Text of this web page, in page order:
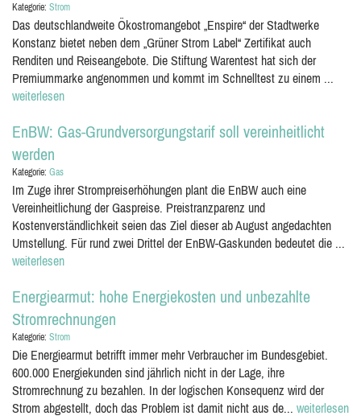
Kategorie: Strom
Das deutschlandweite Ökostromangebot „Enspire“ der Stadtwerke
Konstanz bietet neben dem „Grüner Strom Label“ Zertifikat auch
Renditen und Reiseangebote. Die Stiftung Warentest hat sich der
Premiummarke angenommen und kommt im Schnelltest zu einem ...
weiterlesen
EnBW: Gas-Grundversorgungstarif soll vereinheitlicht
werden
Kategorie: Gas
Im Zuge ihrer Strompreiserhöhungen plant die EnBW auch eine
Vereinheitlichung der Gaspreise. Preistranzparenz und
Kostenverständlichkeit seien das Ziel dieser ab August angedachten
Umstellung. Für rund zwei Drittel der EnBW-Gaskunden bedeutet die ...
weiterlesen
Energiearmut: hohe Energiekosten und unbezahlte
Stromrechnungen
Kategorie: Strom
Die Energiearmut betrifft immer mehr Verbraucher im Bundesgebiet.
600.000 Energiekunden sind jährlich nicht in der Lage, ihre
Stromrechnung zu bezahlen. In der logischen Konsequenz wird der
Strom abgestellt, doch das Problem ist damit nicht aus de... weiterlesen